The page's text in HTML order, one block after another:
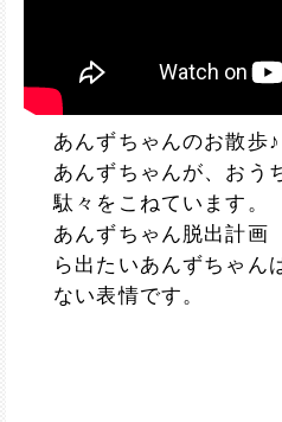
あんずちゃんのお散
あんずちゃんが、おう
駄々をこねています。
あんずちゃん脱出計
ら出たいあんずちゃん
ない表情です。